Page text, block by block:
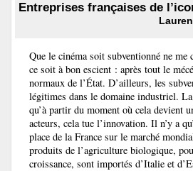
Entreprises françaises de
Que le cinéma soit subventionné ne me
ce soit à bon escient : après tout le
normaux de l’État. D’ailleurs, les
légitimes dans le domaine industriel.
qu’à partir du moment où cela devient
acteurs, cela tue l’innovation. Il n’y a
place de la France sur le marché
produits de l’agriculture biologique,
croissance, sont importés d’Italie et